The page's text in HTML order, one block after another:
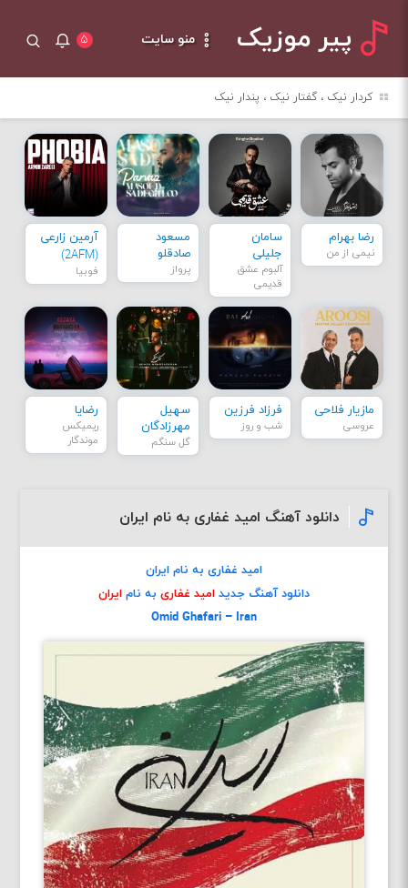
پیر موزیک منو سایت ۵
کردار نیک ، گفتار نیک ، پندار نیک
رضا بهرام
نیمی از من
سامان
جلیلی
آلبوم عشق
قدیمی
مسعود
صادقلو
پرواز
آرمین زارعی
(2AFM)
فوبیا
مازیار فلاحی
عروسی
فرزاد فرزین
شب و روز
سهیل
مهرزادگان
گل سنگم
رضایا
ریمیکس
موندگار
دانلود آهنگ امید غفاری به نام ایران
امید غفاری به نام ایران
دانلود آهنگ جدید امید غفاری به نام ایران
Omid Ghafari – Iran